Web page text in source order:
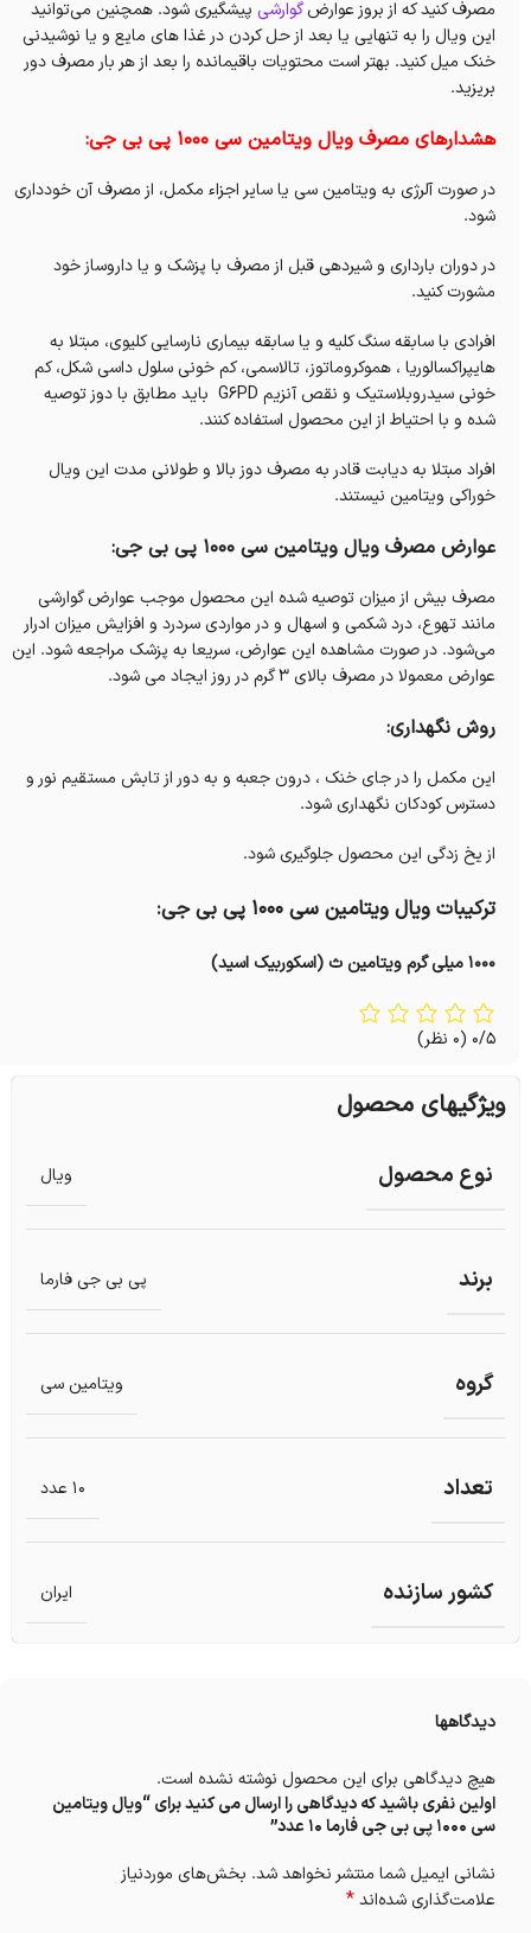
مصرف کنید که از بروز عوارضگوارشی پیشگیری شود. همچنین می‌توانید
این ویال را به تنهایی یا بعد از حل کردن در غذا های مایع و یا نوشیدنی
خنک میل کنید. بهتر است محتویات باقیمانده را بعد از هر بار مصرف دور
بریزید.
هشدارهای مصرف ویال ویتامین سی 1000 پی بی جی:
در صورت آلرژی به ویتامین سی یا سایر اجزاء مکمل، از مصرف آن خودداری
شود.
در دوران بارداری و شیردهی قبل از مصرف با پزشک و یا داروساز خود
مشورت کنید.
افرادی با سابقه سنگ کلیه و یا سابقه بیماری نارسایی کلیوی، مبتلا به
هایپراکسالوریا ، هموکروماتوز، تالاسمی، کم خونی سلول داسی شکل، کم
خونی سیدروبلاستیک و نقص آنزیم
باید مطابق با دوز توصیه
شده و با احتیاط از این محصول استفاده کنند.
افراد مبتلا به دیابت قادر به مصرف دوز بالا و طولانی مدت این ویال
خوراکی ویتامین نیستند.
عوارض مصرف ویال ویتامین سی 1000 پی بی جی:
مصرف بیش از میزان توصیه شده این محصول موجب عوارض گوارشی
مانند تهوع، درد شکمی و اسهال و در مواردی سردرد و افزایش میزان ادرار
می‌شود. در صورت مشاهده این عوارض، سریعا به پزشک مراجعه شود. این
عوارض معمولا در مصرف بالای 3 گرم در روز ایجاد می شود.
روش نگهداری:
این مکمل را در جای خنک ، درون جعبه و به دور از تابش مستقیم نور و
دسترس کودکان نگهداری شود.
از یخ زدگی این محصول جلوگیری شود.
ترکیبات ویال ویتامین سی 1000 پی بی جی:
1000 میلی گرم ویتامین ث (اسکوربیک اسید)
0/5 (0 نظر)
ویژگیهای محصول
نوع محصول ویال
برند پی بی جی فارما
گروه ویتامین سی
تعداد 10 عدد
کشور سازنده ایران
دیدگاهها
هیچ دیدگاهی برای این محصول نوشته نشده است.
اولین نفری باشید که دیدگاهی را ارسال می کنید برای “ویال ویتامین
سی 1000 پی بی جی فارما 10 عدد”
نشانی ایمیل شما منتشر نخواهد شد. بخش‌های موردنیاز
علامت‌گذاری شده‌اند*